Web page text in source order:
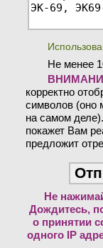
Не менее
корректно
символов (оно
на самом
покажет Вам
предложит
Не
Дождитесь,
о принятии
одного IP